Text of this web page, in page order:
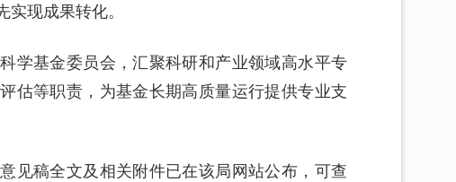
现成果转化。
学基金委员会，汇聚科研和产业领域高水平专
估等职责，为基金长期高质量运行提供专业支
见稿全文及相关附件已在该局网站公布，可查